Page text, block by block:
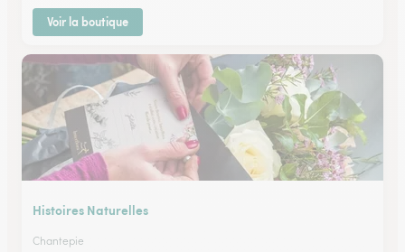
Voir la boutique
Histoires Naturelles
Chantepie